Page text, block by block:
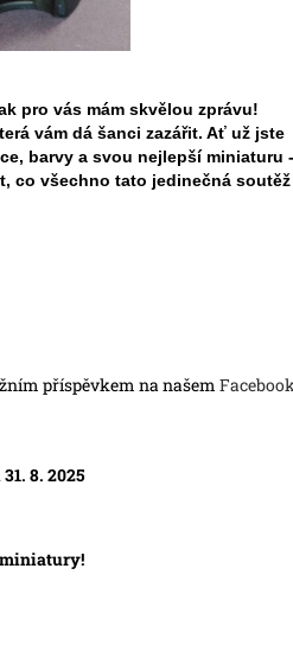
pro vás mám skvělou zprávu!
vám dá šanci zazářit. Ať už jste
barvy a svou nejlepší miniaturu
co všechno tato jedinečná soutěž
příspěvkem na našem
8. 2025
miniatury!